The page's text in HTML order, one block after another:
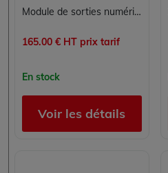
Module de sorties numériques Allen-Bradley 1769-OB8 CompactLogix 8 points 24V DC
165.00 € HT prix tarif
En stock
Voir les détails